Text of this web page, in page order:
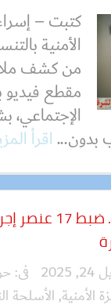
كتبت –
الأمنية
من كشف
مقطع فيديو
بدون...اقرأ
بقيمة 37
فى:
الأمنية, الأسلحة